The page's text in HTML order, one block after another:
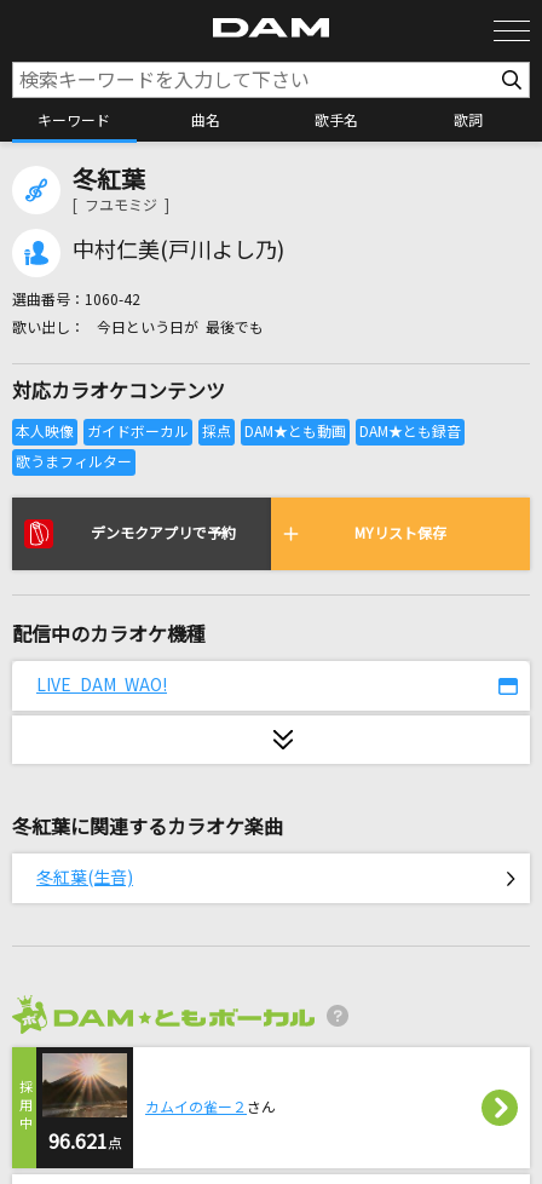
キーワード 曲名 歌手名 歌詞
カラオケ店舗検索
全国りれき
リアルタイムで歌われている曲の一覧
うっせぇわ
群青
YOASOBI
あいみょん
怪獣
THE BLUE HEARTS
プランA(「逃げ上手の若君」アニメバージョン)
VALENTI
BoA
冬紅葉
[ フユモミジ ]
中村仁美(戸川よし乃)
選曲番号： 1060-42
今日という日が 最後でも
対応カラオケコンテンツ
デンモクアプリで予約 MYリスト保存
配信中のカラオケ機種
LIVE DAM WAO!
冬紅葉に関連するカラオケ楽曲
冬紅葉(生音)
96.621 点
カムイの雀ー２ さん